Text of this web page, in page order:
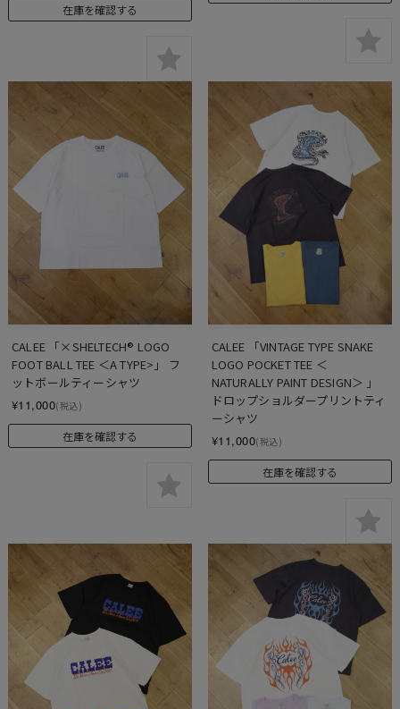
在庫を確認する
CALEE 「×SHELTECH®︎ LOGO
FOOT BALL TEE ＜A TYPE>」 フ
ットボールティーシャツ
¥11,000(税込)
在庫を確認する
CALEE 「VINTAGE TYPE SNAKE
LOGO POCKET TEE ＜
NATURALLY PAINT DESIGN＞ 」
ドロップショルダープリントティ
ーシャツ
¥11,000(税込)
在庫を確認する